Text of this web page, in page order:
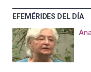
EFEMÉRIDES DEL DÍA